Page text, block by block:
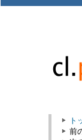
ト
前